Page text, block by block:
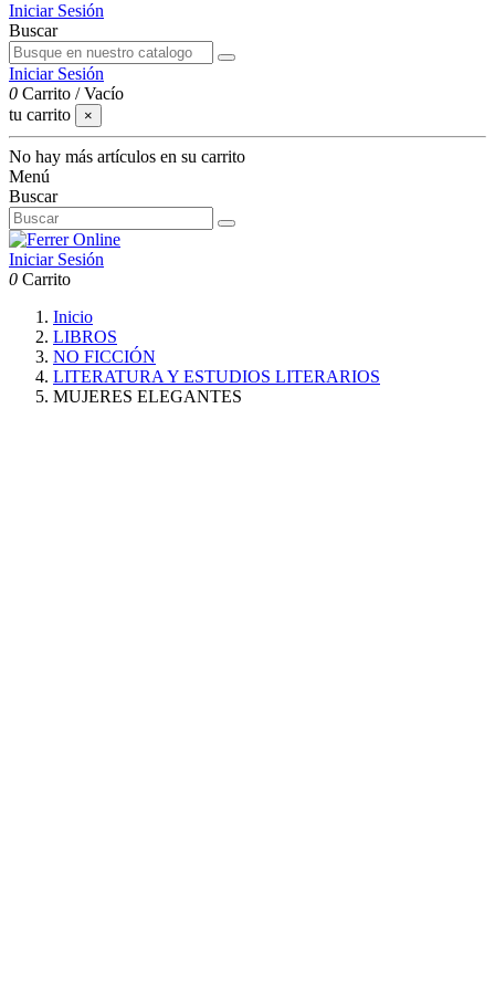
Iniciar Sesión
Buscar
Iniciar Sesión
0 Carrito /Vacío
tu carrito
×
No hay más artículos en su carrito
Menú
Buscar
Iniciar Sesión
0 Carrito
Inicio
LIBROS
NO FICCIÓN
LITERATURA Y ESTUDIOS LITERARIOS
MUJERES ELEGANTES